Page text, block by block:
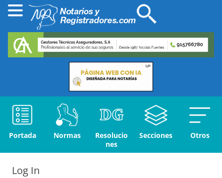
Portada Normas
Resolucio
nes
Secciones Otros
Log In